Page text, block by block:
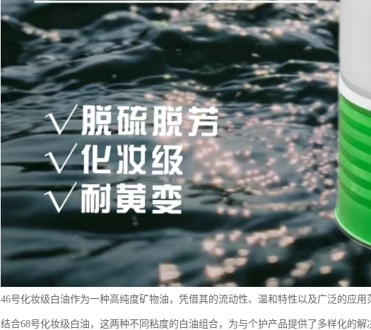
46号化妆级白油作为一种高纯度矿物油，凭借其的流动性、温和特性以及广泛的应用
结合68号化妆级白油，这两种不同粘度的白油组合，为与个护产品提供了多样化的